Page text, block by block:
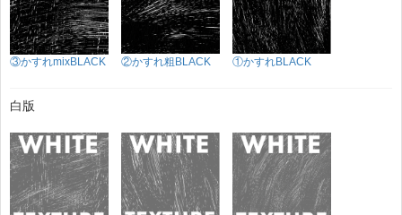
③かすれmixBLACK ②かすれ粗BLACK ①かすれBLACK
白版